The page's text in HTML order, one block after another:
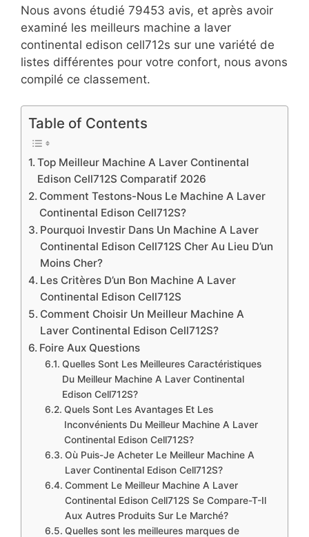
Nous avons étudié 79453 avis, et après avoir
examiné les meilleurs machine a laver
continental edison cell712s sur une variété de
listes différentes pour votre confort, nous avons
compilé ce classement.
Table of Contents
Top Meilleur Machine A Laver Continental
Edison Cell712S Comparatif 2026
Comment Testons-Nous Le Machine A Laver
Continental Edison Cell712S?
Pourquoi Investir Dans Un Machine A Laver
Continental Edison Cell712S Cher Au Lieu D’un
Moins Cher?
Les Critères D’un Bon Machine A Laver
Continental Edison Cell712S
Comment Choisir Un Meilleur Machine A
Laver Continental Edison Cell712S?
Foire Aux Questions
Quelles Sont Les Meilleures Caractéristiques
Du Meilleur Machine A Laver Continental
Edison Cell712S?
Quels Sont Les Avantages Et Les
Inconvénients Du Meilleur Machine A Laver
Continental Edison Cell712S?
Où Puis-Je Acheter Le Meilleur Machine A
Laver Continental Edison Cell712S?
Comment Le Meilleur Machine A Laver
Continental Edison Cell712S Se Compare-T-Il
Aux Autres Produits Sur Le Marché?
Quelles sont les meilleures marques de